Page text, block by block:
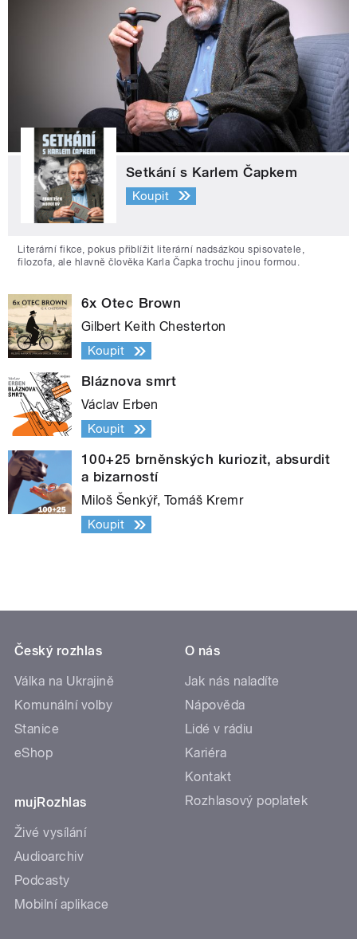
Setkání s Karlem Čapkem
Koupit
Literární fikce, pokus přiblížit literární nadsázkou spisovatele,
filozofa, ale hlavně člověka Karla Čapka trochu jinou formou.
6x Otec Brown
Gilbert Keith Chesterton
Koupit
Bláznova smrt
Václav Erben
Koupit
100+25 brněnských kuriozit, absurdit
a bizarností
Miloš Šenkýř, Tomáš Kremr
Koupit
Český rozhlas
Válka na Ukrajině
Komunální volby
Stanice
eShop
mujRozhlas
Živé vysílání
Audioarchiv
Podcasty
Mobilní aplikace
O nás
Jak nás naladíte
Nápověda
Lidé v rádiu
Kariéra
Kontakt
Rozhlasový poplatek